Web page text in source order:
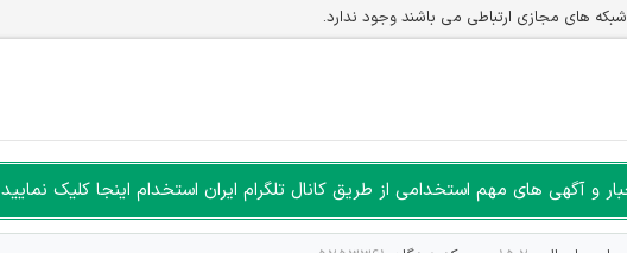
غیر مجاز می باشد.
و چه فردی توسط کاربران سایت وجود ندارد.
و آگهی های مهم استخدامی از طریق کانال تلگرام ایران استخدام اینجا کلیک نمایید